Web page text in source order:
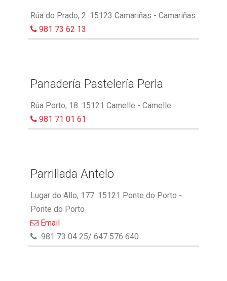
Rúa do Prado, 2. 15123 Camariñas - Camariñas
981 73 62 13
Panadería Pastelería Perla
Rúa Porto, 18. 15121 Camelle - Camelle
981 71 01 61
Parrillada Antelo
Lugar do Allo, 177. 15121 Ponte do Porto -
Ponte do Porto
Email
981 73 04 25/ 647 576 640